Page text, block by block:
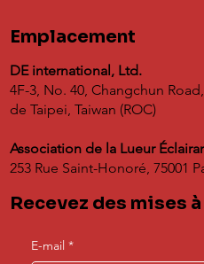
Emplacement
DE international, Ltd.
4F-3, No. 40, Changchun
de Taipei, Taiwan (ROC)
Association de la Lueur
253 Rue Saint-Honoré, 75001
Recevez des mises
E-mail *